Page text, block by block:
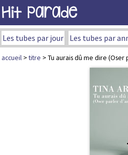
Hit Parade
Les tubes par jour Les tubes par
accueil >titre > Tu aurais dû me dire